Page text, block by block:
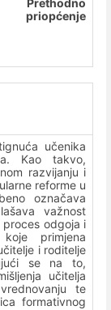
Prethodno
priopćenje
učenika
Kao takvo,
razvijanju i
reforme u
označava
važnost
odgoja i
primjena
i roditelje
se na to,
učitelja
te
formativnog